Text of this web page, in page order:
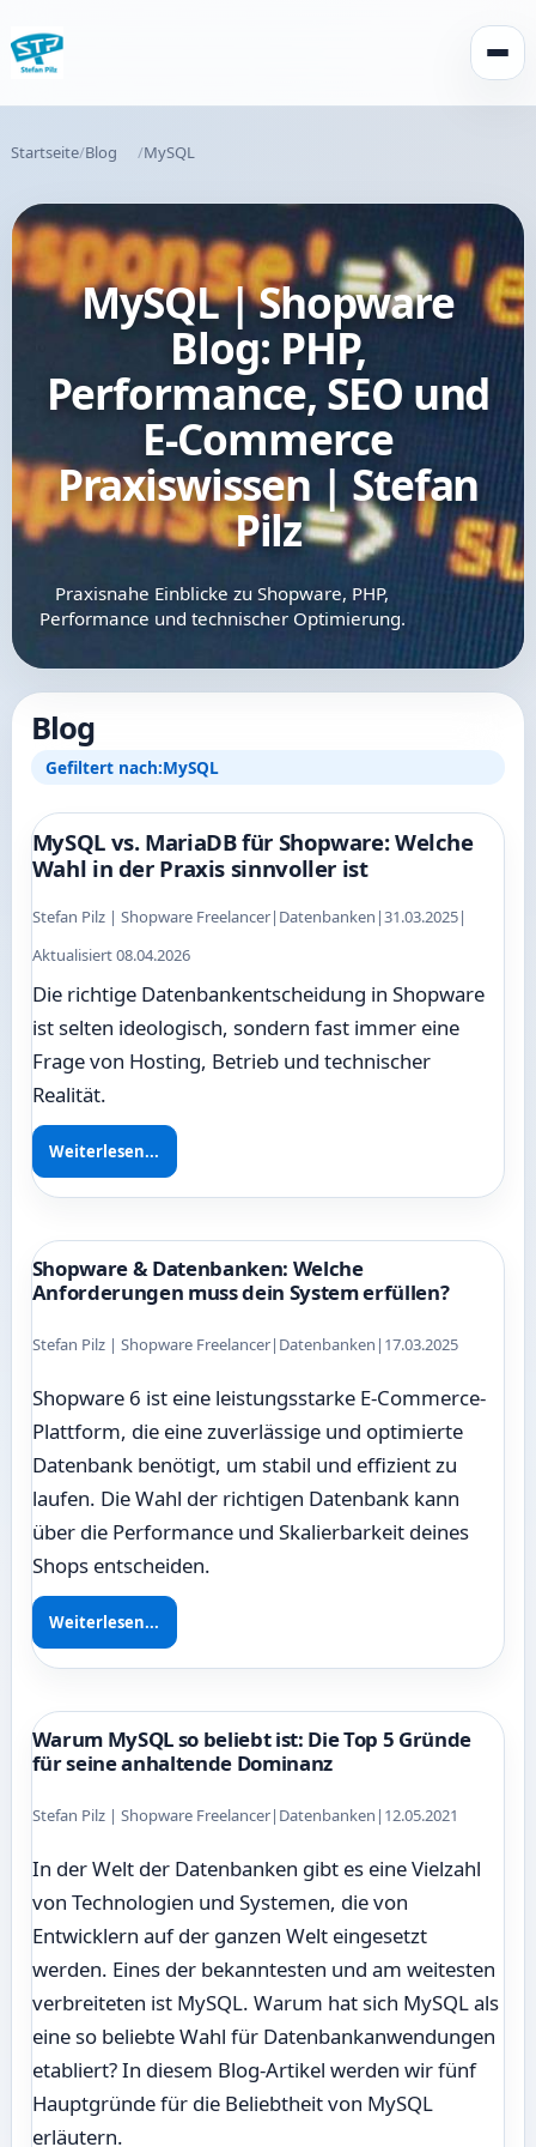
Startseite Blog MySQL
MySQL | Shopware
Blog: PHP,
Performance, SEO und
E-Commerce
Praxiswissen | Stefan
Pilz
Praxisnahe Einblicke zu Shopware, PHP,
Performance und technischer Optimierung.
Blog
Gefiltert nach:MySQL
MySQL vs. MariaDB für Shopware: Welche
Wahl in der Praxis sinnvoller ist
Stefan Pilz | Shopware Freelancer| Datenbanken |31.03.2025|
Aktualisiert 08.04.2026
Die richtige Datenbankentscheidung in Shopware
ist selten ideologisch, sondern fast immer eine
Frage von Hosting, Betrieb und technischer
Realität.
Weiterlesen...
Shopware & Datenbanken: Welche
Anforderungen muss dein System erfüllen?
Stefan Pilz | Shopware Freelancer| Datenbanken | 17.03.2025
Shopware 6 ist eine leistungsstarke E-Commerce-
Plattform, die eine zuverlässige und optimierte
Datenbank benötigt, um stabil und effizient zu
laufen. Die Wahl der richtigen Datenbank kann
über die Performance und Skalierbarkeit deines
Shops entscheiden.
Weiterlesen...
Warum MySQL so beliebt ist: Die Top 5 Gründe
für seine anhaltende Dominanz
Stefan Pilz | Shopware Freelancer| Datenbanken | 12.05.2021
In der Welt der Datenbanken gibt es eine Vielzahl
von Technologien und Systemen, die von
Entwicklern auf der ganzen Welt eingesetzt
werden. Eines der bekanntesten und am weitesten
verbreiteten ist MySQL. Warum hat sich MySQL als
eine so beliebte Wahl für Datenbankanwendungen
etabliert? In diesem Blog-Artikel werden wir fünf
Hauptgründe für die Beliebtheit von MySQL
erläutern.